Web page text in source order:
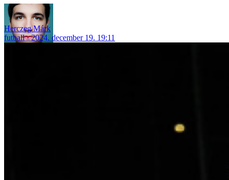
Herczeg Márk
futball
2024. december 19. 19:11